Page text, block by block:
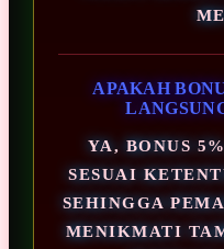
APAKAH
YA, BONUS
SESUAI
SEHINGGA
MENIKMATI